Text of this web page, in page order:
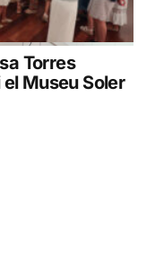
Torres
Museu Soler